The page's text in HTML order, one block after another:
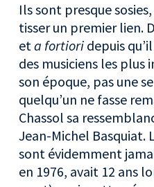
Ils sont presque
tisser un premier lien.
eta fortiori depuis
des musiciens les
son époque, pas une
quelqu’un ne fasse
Chassol sa
Jean-Michel Basquiat.
sont évidemment
en 1976, avait 12 ans